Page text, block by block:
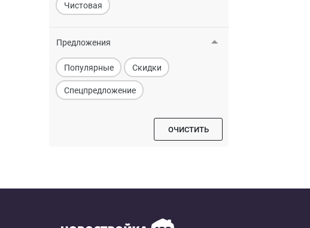
Чистовая
Предложения
Популярные Скидки
Спецпредложение
ОЧИСТИТЬ